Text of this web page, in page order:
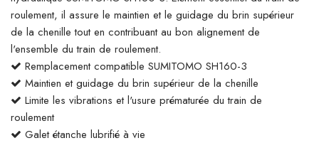
roulement, il assure le maintien et le guidage du brin supérieur
de la chenille tout en contribuant au bon alignement de
l'ensemble du train de roulement.
Remplacement compatible SUMITOMO SH160-3
Maintien et guidage du brin supérieur de la chenille
Limite les vibrations et l'usure prématurée du train de
roulement
Galet étanche lubrifié à vie